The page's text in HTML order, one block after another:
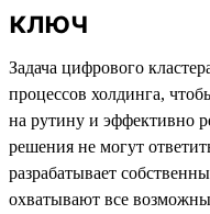
ключ
Задача цифрового
процессов холдинга,
на рутину и эффективно
решения не могут
разрабатывает
охватывают все